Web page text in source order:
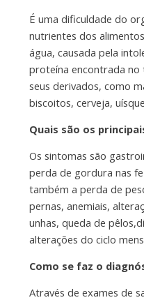
É uma dificuldade do
nutrientes dos
água, causada pela
proteína encontrada no
seus derivados, como
biscoitos, cerveja,
Quais são os
Os sintomas são
perda de gordura nas
também a perda de
pernas, anemiais,
unhas, queda de
alterações do ciclo
Como se faz o
Através de exames de